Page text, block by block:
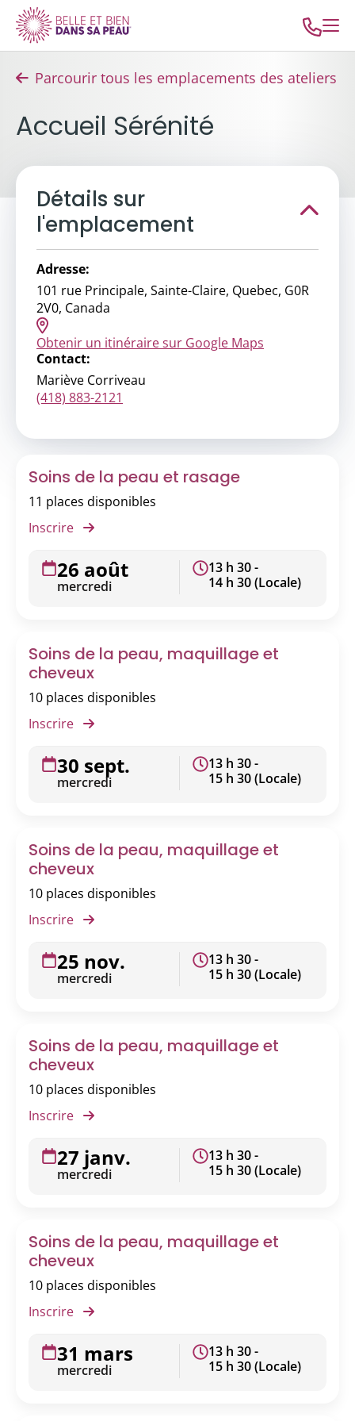
Parcourir tous les emplacements des ateliers
Accueil Sérénité
Soins de la peau et rasage
11 places disponibles
Inscrire
26 août
mercredi
13 h 30 -
14 h 30 (Locale)
Soins de la peau, maquillage et
cheveux
10 places disponibles
Inscrire
30 sept.
mercredi
13 h 30 -
15 h 30 (Locale)
Soins de la peau, maquillage et
cheveux
10 places disponibles
Inscrire
25 nov.
mercredi
13 h 30 -
15 h 30 (Locale)
Soins de la peau, maquillage et
cheveux
10 places disponibles
Inscrire
27 janv.
mercredi
13 h 30 -
15 h 30 (Locale)
Soins de la peau, maquillage et
cheveux
10 places disponibles
Inscrire
31 mars
mercredi
13 h 30 -
15 h 30 (Locale)
Détails sur
l'emplacement
Adresse:
101 rue Principale, Sainte-Claire, Quebec, G0R
2V0, Canada
Obtenir un itinéraire sur Google Maps
Contact:
Mariève Corriveau
(418) 883-2121